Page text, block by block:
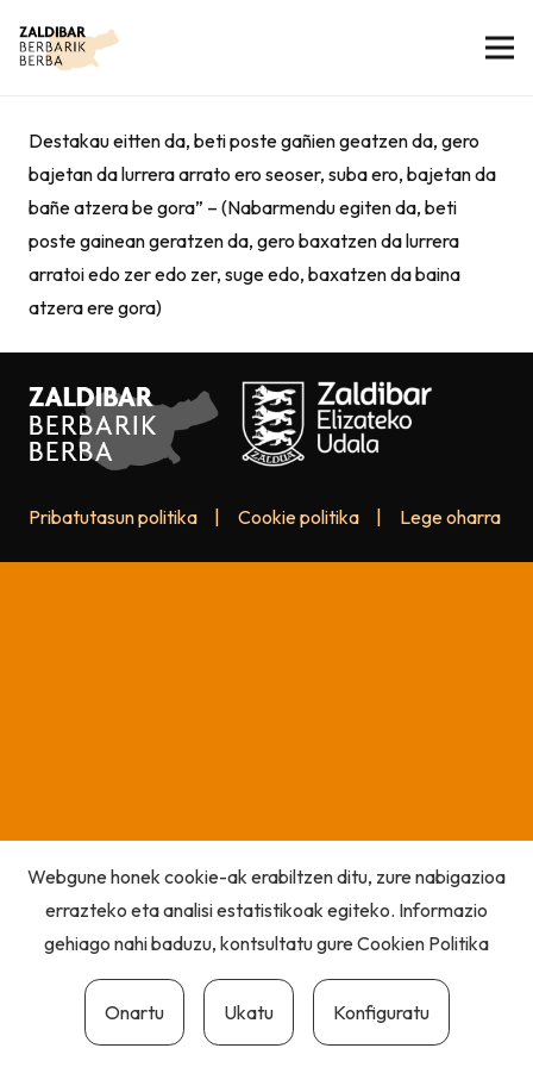
Destakau eitten da, beti poste gañien geatzen da, gero
bajetan da lurrera arrato ero seoser, suba ero, bajetan da
bañe atzera be gora” – (Nabarmendu egiten da, beti
poste gainean geratzen da, gero baxatzen da lurrera
arratoi edo zer edo zer, suge edo, baxatzen da baina
atzera ere gora)
Pribatutasun politika Cookie politika Lege oharra
Webgune honek cookie-ak erabiltzen ditu, zure nabigazioa
errazteko eta analisi estatistikoak egiteko. Informazio
gehiago nahi baduzu, kontsultatu gureCookien Politika
Onartu Ukatu Konfiguratu